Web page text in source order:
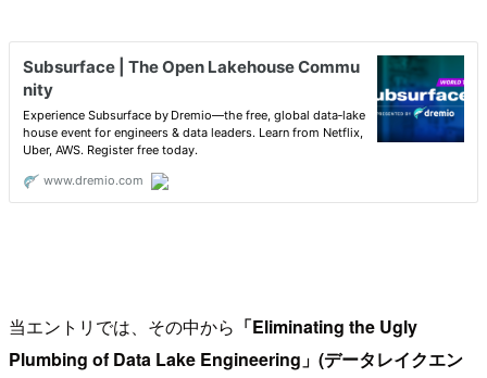
当エントリでは、その中から 「Eliminating the Ugly
Plumbing of Data Lake Engineering」(データレイクエン